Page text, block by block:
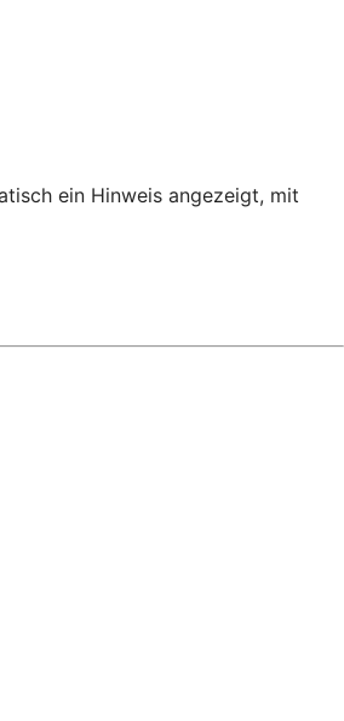
ein Hinweis angezeigt, mit